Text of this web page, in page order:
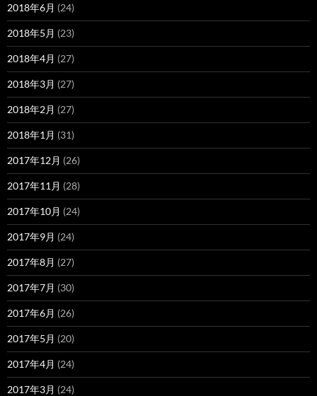
2018年6月 (24)
2018年5月 (23)
2018年4月 (27)
2018年3月 (27)
2018年2月 (27)
2018年1月 (31)
2017年12月 (26)
2017年11月 (28)
2017年10月 (24)
2017年9月 (24)
2017年8月 (27)
2017年7月 (30)
2017年6月 (26)
2017年5月 (20)
2017年4月 (24)
2017年3月 (24)